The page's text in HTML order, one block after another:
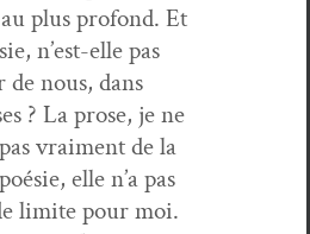
au plus pro­fond. Et
n’est-elle pas
nous, dans
? La prose, je ne
vrai­ment de la
elle n’a pas
lim­ite pour moi.